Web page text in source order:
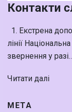
Контакти
1. Екстрена
лінії
звернення у
Читати далі
МЕТА